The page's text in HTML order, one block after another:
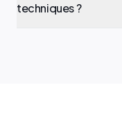
techniques ?